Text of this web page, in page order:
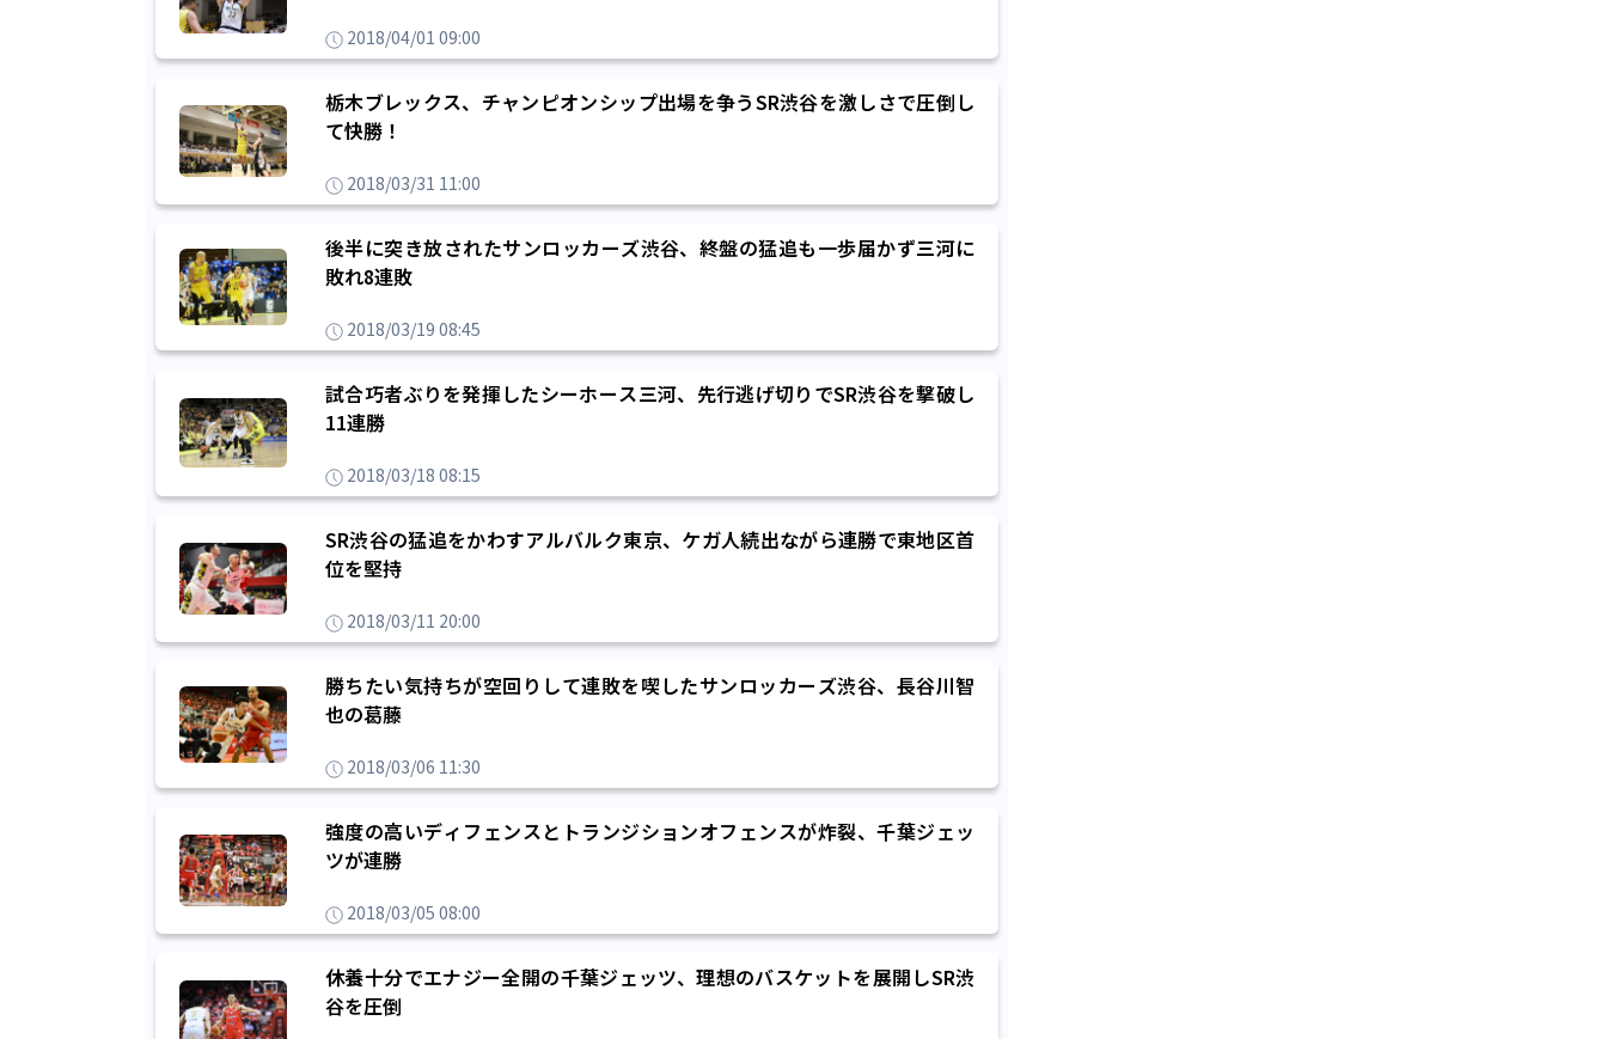
2018/04/01 09:00
栃木ブレックス、チャンピオンシップ出場を争うSR渋谷を激しさで圧倒し
て快勝！
2018/03/31 11:00
後半に突き放されたサンロッカーズ渋谷、終盤の猛追も一歩届かず三河に
敗れ8連敗
2018/03/19 08:45
試合巧者ぶりを発揮したシーホース三河、先行逃げ切りでSR渋谷を撃破し
11連勝
2018/03/18 08:15
SR渋谷の猛追をかわすアルバルク東京、ケガ人続出ながら連勝で東地区首
位を堅持
2018/03/11 20:00
勝ちたい気持ちが空回りして連敗を喫したサンロッカーズ渋谷、長谷川智
也の葛藤
2018/03/06 11:30
強度の高いディフェンスとトランジションオフェンスが炸裂、千葉ジェッ
ツが連勝
2018/03/05 08:00
休養十分でエナジー全開の千葉ジェッツ、理想のバスケットを展開しSR渋
谷を圧倒